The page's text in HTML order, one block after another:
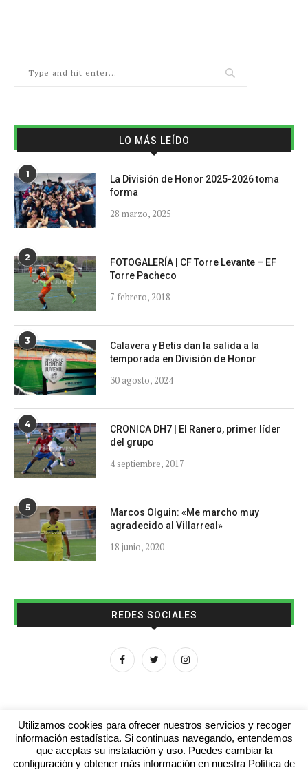
LO MÁS LEÍDO
1
La División de Honor 2025-2026 toma
forma
28 marzo, 2025
2
FOTOGALERÍA | CF Torre Levante – EF
Torre Pacheco
7 febrero, 2018
3
Calavera y Betis dan la salida a la
temporada en División de Honor
30 agosto, 2024
4
CRONICA DH7 | El Ranero, primer líder
del grupo
4 septiembre, 2017
5
Marcos Olguin: «Me marcho muy
agradecido al Villarreal»
18 junio, 2020
REDES SOCIALES
Aviso legal Contacto Colabora con nosotros
Utilizamos cookies para ofrecer nuestros servicios y recoger
información estadística. Si continuas navegando, entendemos
que aceptas su instalación y uso. Puedes cambiar la
configuración y obtener más información en nuestra Política de